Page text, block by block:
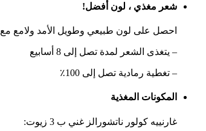
شعر مغذي ، لون أفضل!
احصل على لون طبيعي وطويل الأمد ولامع مع Garnier Color Naturals!
– يتغذى الشعر لمدة تصل إلى 8 أسابيع
– تغطية رمادية تصل إلى 100٪
المكونات المغذية
غارنييه كولور ناتشورالز غني ب 3 زيوت :